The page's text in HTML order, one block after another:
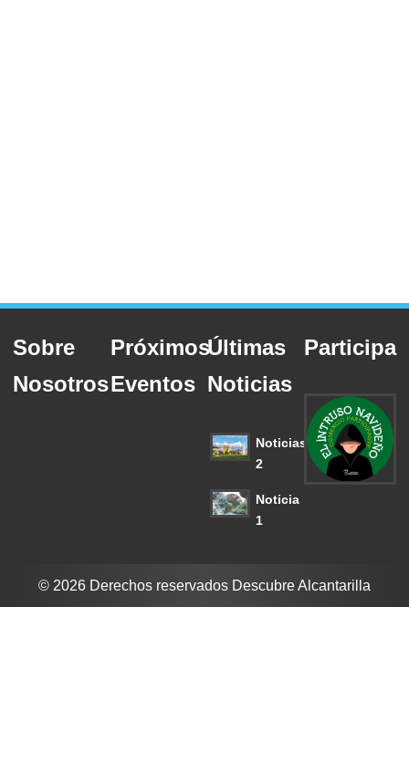
Sobre
Nosotros
Próximos
Eventos
Últimas
Noticias
Noticias
2
Noticia
1
Participa
© 2026 Derechos reservados Descubre Alcantarilla